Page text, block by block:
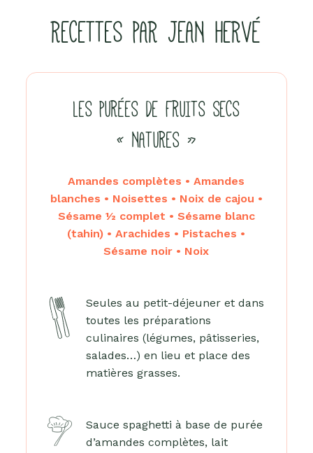
RECETTES PAR JEAN HERVÉ
LES PURÉES DE FRUITS SECS
« NATURES »
Amandes complètes • Amandes
blanches • Noisettes • Noix de cajou •
Sésame ½ complet • Sésame blanc
(tahin) • Arachides • Pistaches •
Sésame noir • Noix
Seules au petit-déjeuner et dans
toutes les préparations
culinaires (légumes, pâtisseries,
salades…) en lieu et place des
matières grasses.
Sauce spaghetti à base de purée
d’amandes complètes, lait